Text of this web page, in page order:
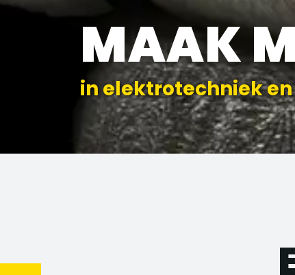
MAAK
in elektrotechniek